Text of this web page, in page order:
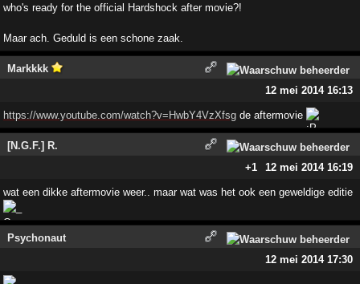
who's ready for the official Hardshock after movie?!
Maar ach. Geduld is een schone zaak.
Markkkk
12 mei 2014 16:13
https://www.youtube.com/watch?v=HwbY4VzXfsgde aftermovie
[N.G.F.] R.
+1
12 mei 2014 16:19
wat een dikke aftermovie weer.. maar wat was het ook een geweldige editie
Psychonaut
12 mei 2014 17:30